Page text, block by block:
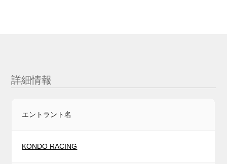
詳細情報
エントラント名
KONDO RACING